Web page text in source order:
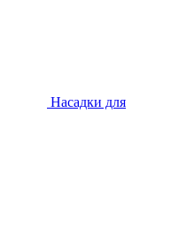
Насадки для